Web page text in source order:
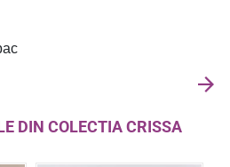
DIN COLECTIA CRISSA